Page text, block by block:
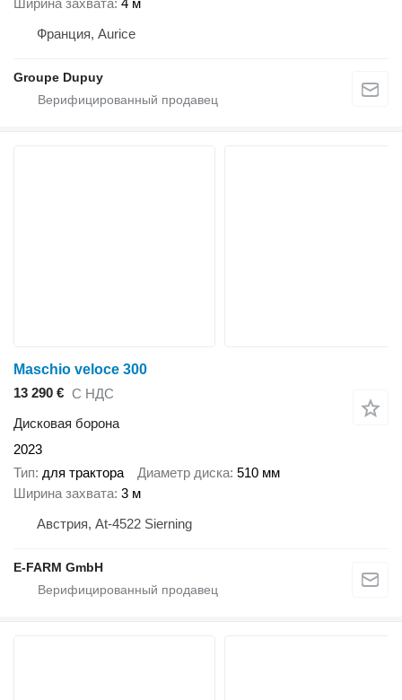
Франция, Aurice
Groupe Dupuy
Maschio veloce 300
13 290 € С НДС
Дисковая борона
2023
Тип для трактора Диаметр диска 510 мм
Ширина захвата 3 м
Австрия, At-4522 Sierning
E-FARM GmbH